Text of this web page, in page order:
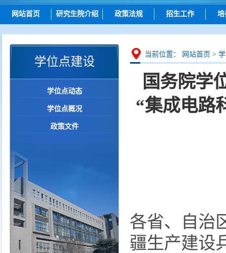
网站首页 研究生院介绍
研究生院简介
岗位职责
政策法规
总则
招生
培养
学位
学位点建设
招生工作
招生动态
博士招生
硕士招生
导师查询
各学院（研究院）联
培
研
学位点建设
学位点动态
学位点概况
政策文件
当前位置： 网站首页 >
国务院学
“集成电路
各省、自治
疆生产建设